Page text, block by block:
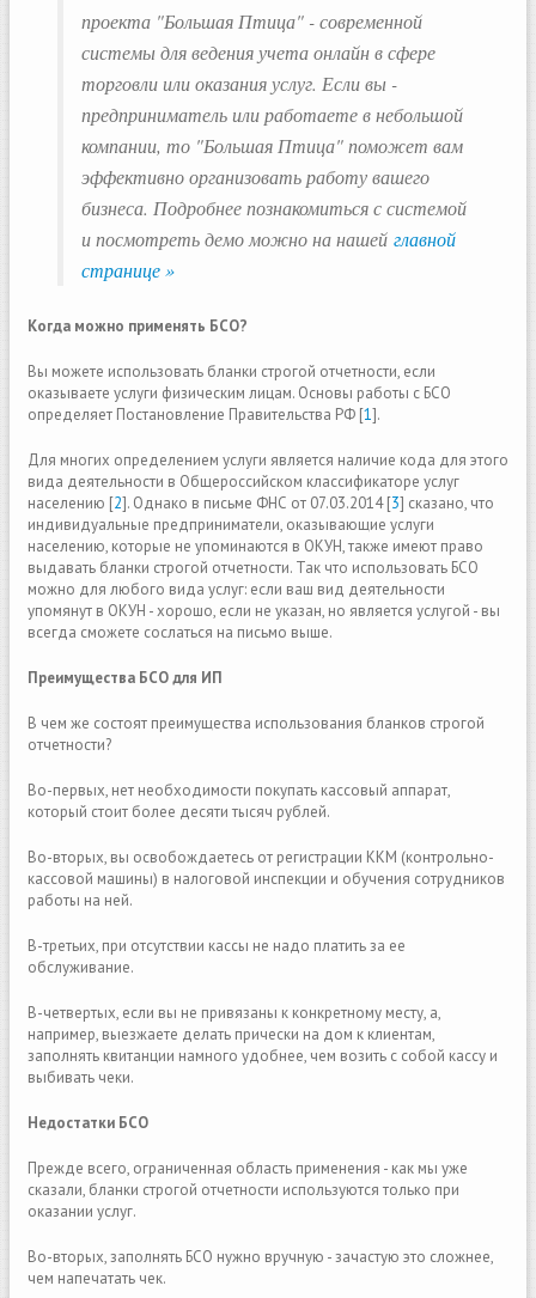
проекта "Большая Птица" - современной
системы для ведения учета онлайн в сфере
торговли или оказания услуг. Если вы -
предприниматель или работаете в небольшой
компании, то "Большая Птица" поможет вам
эффективно организовать работу вашего
бизнеса. Подробнее познакомиться с системой
и посмотреть демо можно на нашей главной
странице »
Когда можно применять БСО?
Вы можете использовать бланки строгой отчетности, если
оказываете услуги физическим лицам. Основы работы с БСО
определяет Постановление Правительства РФ [1].
Для многих определением услуги является наличие кода для этого
вида деятельности в Общероссийском классификаторе услуг
населению [2]. Однако в письме ФНС от 07.03.2014 [3] сказано, что
индивидуальные предприниматели, оказывающие услуги
населению, которые не упоминаются в ОКУН, также имеют право
выдавать бланки строгой отчетности. Так что использовать БСО
можно для любого вида услуг: если ваш вид деятельности
упомянут в ОКУН - хорошо, если не указан, но является услугой - вы
всегда сможете сослаться на письмо выше.
Преимущества БСО для ИП
В чем же состоят преимущества использования бланков строгой
отчетности?
Во-первых, нет необходимости покупать кассовый аппарат,
который стоит более десяти тысяч рублей.
Во-вторых, вы освобождаетесь от регистрации ККМ (контрольно-
кассовой машины) в налоговой инспекции и обучения сотрудников
работы на ней.
В-третьих, при отсутствии кассы не надо платить за ее
обслуживание.
В-четвертых, если вы не привязаны к конкретному месту, а,
например, выезжаете делать прически на дом к клиентам,
заполнять квитанции намного удобнее, чем возить с собой кассу и
выбивать чеки.
Недостатки БСО
Прежде всего, ограниченная область применения - как мы уже
сказали, бланки строгой отчетности используются только при
оказании услуг.
Во-вторых, заполнять БСО нужно вручную - зачастую это сложнее,
чем напечатать чек.